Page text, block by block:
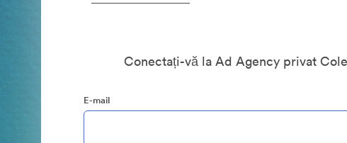
Conectați-vă la Ad Agency privat
E-mail